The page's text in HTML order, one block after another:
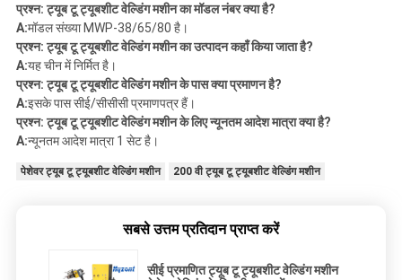
प्रश्न: ट्यूब टू ट्यूबशीट वेल्डिंग मशीन का मॉडल नंबर क्या है?
A:मॉडल संख्या MWP-38/65/80 है।
प्रश्न: ट्यूब टू ट्यूबशीट वेल्डिंग मशीन का उत्पादन कहाँ किया जाता है?
A:यह चीन में निर्मित है।
प्रश्न: ट्यूब टू ट्यूबशीट वेल्डिंग मशीन के पास क्या प्रमाणन है?
A:इसके पास सीई/सीसीसी प्रमाणपत्र हैं।
प्रश्न: ट्यूब टू ट्यूबशीट वेल्डिंग मशीन के लिए न्यूनतम आदेश मात्रा क्या है?
A:न्यूनतम आदेश मात्रा 1 सेट है।
पेशेवर ट्यूब टू ट्यूबशीट वेल्डिंग मशीन 200 वी ट्यूब टू ट्यूबशीट वेल्डिंग मशीन
सबसे उत्तम प्रतिदान प्राप्त करें
सीई प्रमाणित ट्यूब टू ट्यूबशीट वेल्डिंग मशीन